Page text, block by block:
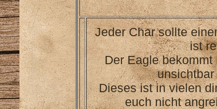
Jeder Char sollte
ist
Der Eagle
Dieses ist in vielen
euch nicht